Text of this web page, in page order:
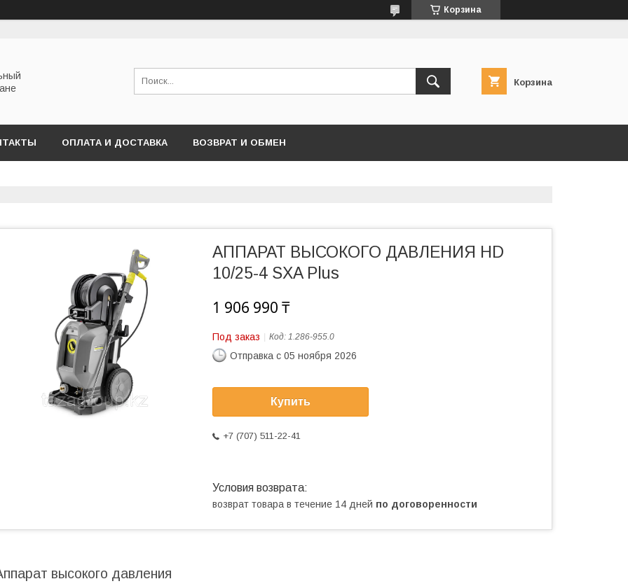
Корзина
Корзина
ОПЛАТА И ДОСТАВКА ВОЗВРАТ И ОБМЕН
АППАРАТ ВЫСОКОГО ДАВЛЕНИЯ HD
10/25-4 SXA Plus
1 906 990 ₸
Под заказ Код: 1.286-955.0
Отправка с 05 ноября 2026
Купить
+7 (707) 511-22-41
возврат товара в течение 14 дней по договоренности
высокого давления